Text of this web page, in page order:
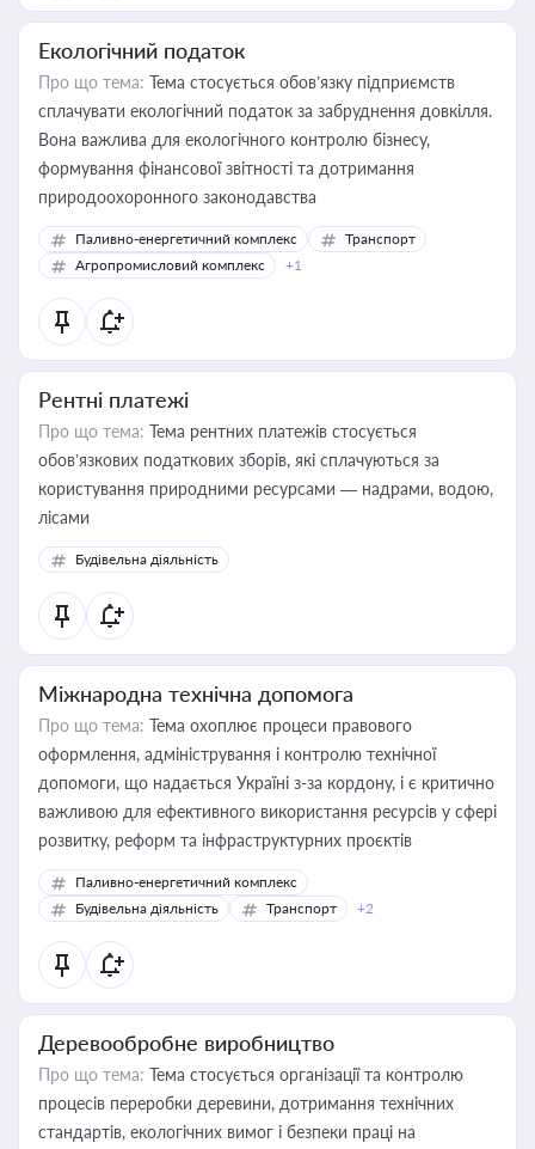
Екологічний податок
Про що тема: Тема стосується обов’язку підприємств
сплачувати екологічний податок за забруднення довкілля.
Вона важлива для екологічного контролю бізнесу,
формування фінансової звітності та дотримання
природоохоронного законодавства
Паливно-енергетичний комплекс
Транспорт
Агропромисловий комплекс
+1
Рентні платежі
Про що тема: Тема рентних платежів стосується
обов’язкових податкових зборів, які сплачуються за
користування природними ресурсами — надрами, водою,
лісами
Будівельна діяльність
Міжнародна технічна допомога
Про що тема: Тема охоплює процеси правового
оформлення, адміністрування і контролю технічної
допомоги, що надається Україні з-за кордону, і є критично
важливою для ефективного використання ресурсів у сфері
розвитку, реформ та інфраструктурних проєктів
Паливно-енергетичний комплекс
Будівельна діяльність
Транспорт +2
Деревообробне виробництво
Про що тема: Тема стосується організації та контролю
процесів переробки деревини, дотримання технічних
стандартів, екологічних вимог і безпеки праці на